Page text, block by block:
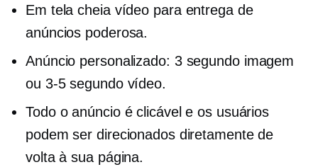
Em tela cheiavídeo para entrega de
anúncios poderosa.
Anúncio personalizado: 3 segundoimagem
ou 3-5segundo vídeo.
Todo o anúncio é clicável e os usuários
podem ser direcionados diretamente de
volta à sua página.